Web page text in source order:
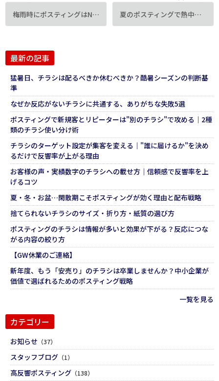
梅雨時にポスティングはNG？効果的な雨対策と注意点 夏のポスティングで熱中症を防ぐ！現場で実践すべき5つの対策
最新の記事
猛暑日、チラシは配るべきか休むべきか？酷暑シーズンの判断基
準
なぜか反応がないチラシに共通する、ありがちな失敗5選
ポスティングで新規客とリピーターは"別のチラシ"で攻める｜2種
類のチラシ使い分け術
チラシのターゲット設定が集客を変える｜"誰に届けるか"を決め
るだけで反響率が上がる理由
お客様の声・実績数字のチラシへの載せ方｜信頼感で反響率を上
げるコツ
夏・冬・お盆…閑散期こそポスティングが効く理由と配布戦略
捨てられないチラシのサイズ・折り方・紙質の選び方
ポスティングのチラシは情報が多いと効果が下がる？反応につな
がる内容の絞り方
【GW休業のご連絡】
新年度、もう「安売り」のチラシは卒業しませんか？中小企業が
価値で選ばれるためのポスティング戦略
一覧を見る
カテゴリー
お知らせ （37）
スタッフブログ （1）
高反響ポスティング （138）